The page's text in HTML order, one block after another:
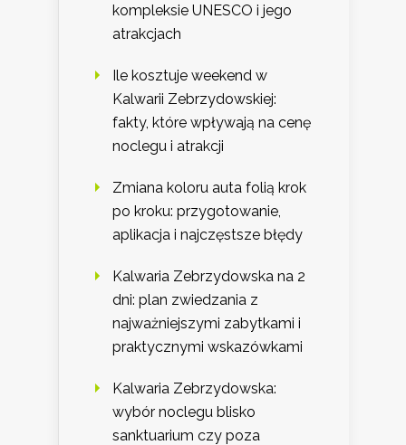
kompleksie UNESCO i jego
atrakcjach
Ile kosztuje weekend w
Kalwarii Zebrzydowskiej:
fakty, które wpływają na cenę
noclegu i atrakcji
Zmiana koloru auta folią krok
po kroku: przygotowanie,
aplikacja i najczęstsze błędy
Kalwaria Zebrzydowska na 2
dni: plan zwiedzania z
najważniejszymi zabytkami i
praktycznymi wskazówkami
Kalwaria Zebrzydowska:
wybór noclegu blisko
sanktuarium czy poza